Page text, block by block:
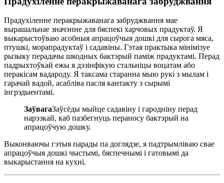
Прадухіленне перакрыжаванага забруджвання мае
вырашальнае значэнне для бяспекі харчовых прадуктаў. Я
выкарыстоўваю асобныя апрацоўчыя дошкі для сырога мяса,
птушкі, морапрадуктаў і садавіны. Гэтая практыка мінімізуе
рызыку перадачы шкодных бактэрый паміж прадуктамі. Перад
падрыхтоўкай ежы я дэзінфікую стальніцы воцатам або
перакісам вадароду. Я таксама старанна мыю рукі з мылам і
гарачай вадой, асабліва пасля кантакту з сырымі
інгрэдыентамі.
ЗаўвагаЗаўсёды мыйце садавіну і гародніну перад
нарэзкай, каб пазбегнуць пераносу бактэрый на
апрацоўчую дошку.
Выконваючы гэтыя парады па доглядзе, я падтрымліваю свае
апрацоўчыя дошкі чыстымі, бяспечнымі і гатовымі да
выкарыстання на кухні.